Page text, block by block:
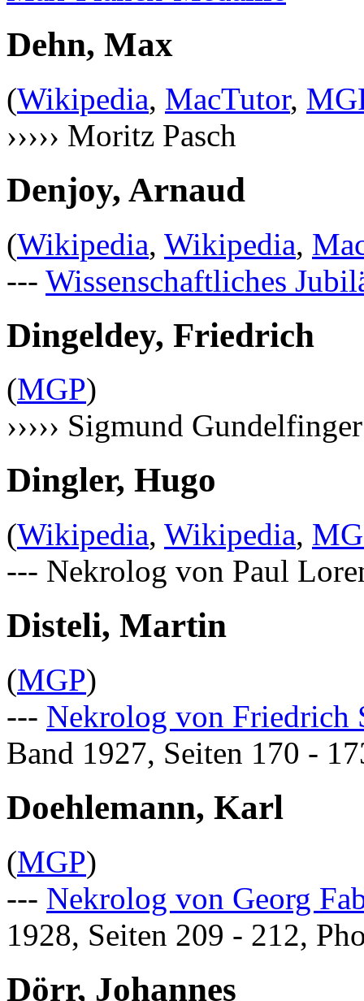
Dehn, Max
(Wikipedia, MacTutor,
››››› Moritz Pasch
Denjoy, Arnaud
(Wikipedia, Wikipedia,
--- Wissenschaftliches
Dingeldey, Friedrich
(MGP)
››››› Sigmund Gundelfinger
Dingler, Hugo
(Wikipedia, Wikipedia,
--- Nekrolog von Paul
Disteli, Martin
(MGP)
--- Nekrolog von Friedrich
Band 1927, Seiten 170 -
Doehlemann, Karl
(MGP)
--- Nekrolog von Georg
1928, Seiten 209 - 212,
Dörr, Johannes